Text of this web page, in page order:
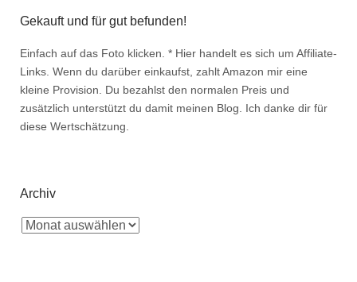
Gekauft und für gut befunden!
Einfach auf das Foto klicken. * Hier handelt es sich um Affiliate-
Links. Wenn du darüber einkaufst, zahlt Amazon mir eine
kleine Provision. Du bezahlst den normalen Preis und
zusätzlich unterstützt du damit meinen Blog. Ich danke dir für
diese Wertschätzung.
Archiv